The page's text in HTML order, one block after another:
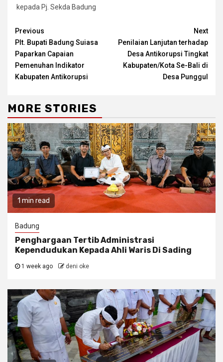
kepada Pj. Sekda Badung
Continue
Reading
Previous
Plt. Bupati Badung Suiasa
Paparkan Capaian
Pemenuhan Indikator
Kabupaten Antikorupsi
Next
Penilaian Lanjutan terhadap
Desa Antikorupsi Tingkat
Kabupaten/Kota Se-Bali di
Desa Punggul
MORE STORIES
1 min read
Badung
Penghargaan Tertib Administrasi
Kependudukan Kepada Ahli Waris Di Sading
1 week ago deni oke